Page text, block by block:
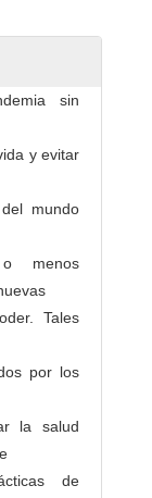
sin
y evitar
mundo
menos
Tales
por los
la salud
de